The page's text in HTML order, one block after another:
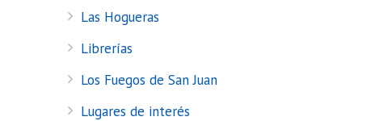
Las Hogueras
Librerías
Los Fuegos de San Juan
Lugares de interés